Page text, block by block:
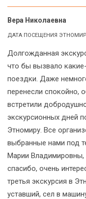
Вера Николаевна
ДАТА ПОСЕЩЕНИЯ
Долгожданная
что бы вызвало
поездки. Даже
перенесли спокойно,
встретили
экскурсионных дней
Этномиру. Все
выбранные нами под
Марии Владимировны,
спасибо, очень
третья экскурсия в
уставший, сел в